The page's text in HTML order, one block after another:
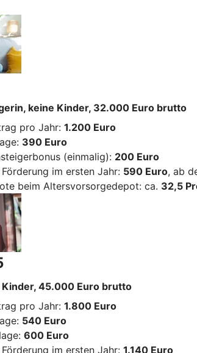
keine Kinder, 32.000 Euro brutto
pro Jahr: 1.200 Euro
390 Euro
(einmalig): 200 Euro
im ersten Jahr: 590 Euro, ab
beim Altersvorsorgedepot: ca. 32,5
45.000 Euro brutto
pro Jahr: 1.800 Euro
540 Euro
600 Euro
im ersten Jahr: 1.140 Euro